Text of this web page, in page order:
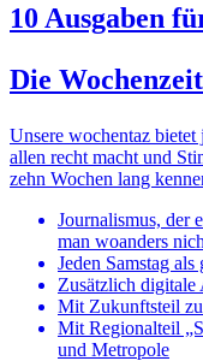
10 Ausgaben
Die
Unsere wochentaz bietet
allen recht macht und
zehn Wochen lang
Journalismus, der
man woanders
Jeden Samstag
Zusätzlich digitale
Mit Zukunftsteil
Mit Regionalteil
und Metropole